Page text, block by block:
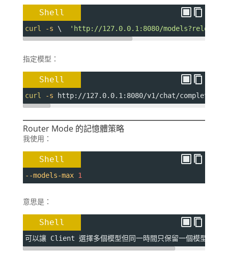
Shell
curl -s \ 'http://127.0.0.1:8080/models?reload=1'
指定模型：
Shell
curl -s http://127.0.0.1:8080/v1/chat/
Router Mode 的記憶體策略
我使用：
Shell
--models-max 1
意思是：
Shell
可以讓 Client 選擇多個模型但同一時間只保留一個模型在記